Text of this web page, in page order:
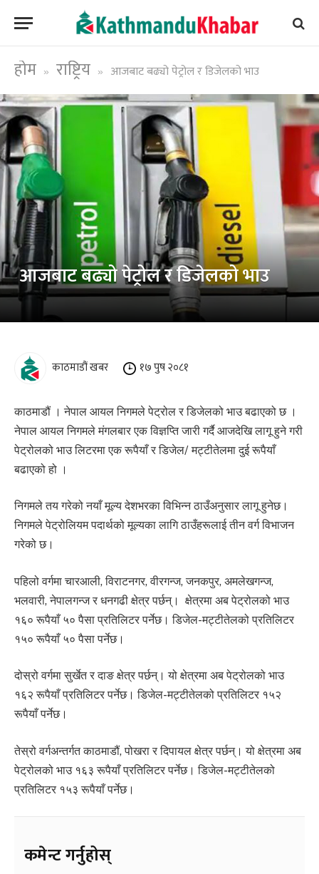
होम » राष्ट्रिय » आजबाट बढ्यो पेट्रोल र डिजेलको भाउ
आजबाट बढ्यो पेट्रोल र डिजेलको भाउ
काठमाडौं खबर १७ पुष २०८१
काठमाडौं । नेपाल आयल निगमले पेट्रोल र डिजेलको भाउ बढाएको छ ।
नेपाल आयल निगमले मंगलबार एक विज्ञप्ति जारी गर्दै आजदेखि लागू हुने गरी
पेट्रोलको भाउ लिटरमा एक रूपैयाँ र डिजेल/ मट्टीतेलमा दुई रूपैयाँ
बढाएको हो ।
निगमले तय गरेको नयाँ मूल्य देशभरका विभिन्न ठाउँअनुसार लागू हुनेछ।
निगमले पेट्रोलियम पदार्थको मूल्यका लागि ठाउँहरूलाई तीन वर्ग विभाजन
गरेको छ।
पहिलो वर्गमा चारआली, विराटनगर, वीरगन्ज, जनकपुर, अमलेखगन्ज,
भलवारी, नेपालगन्ज र धनगढी क्षेत्र पर्छन्। क्षेत्रमा अब पेट्रोलको भाउ
१६० रूपैयाँ ५० पैसा प्रतिलिटर पर्नेछ। डिजेल-मट्टीतेलको प्रतिलिटर
१५० रूपैयाँ ५० पैसा पर्नेछ।
दोस्रो वर्गमा सुर्खेत र दाङ क्षेत्र पर्छन्। यो क्षेत्रमा अब पेट्रोलको भाउ
१६२ रूपैयाँ प्रतिलिटर पर्नेछ। डिजेल-मट्टीतेलको प्रतिलिटर १५२
रूपैयाँ पर्नेछ।
तेस्रो वर्गअन्तर्गत काठमाडौं, पोखरा र दिपायल क्षेत्र पर्छन्। यो क्षेत्रमा अब
पेट्रोलको भाउ १६३ रूपैयाँ प्रतिलिटर पर्नेछ। डिजेल-मट्टीतेलको
प्रतिलिटर १५३ रूपैयाँ पर्नेछ।
कमेन्ट गर्नुहोस्